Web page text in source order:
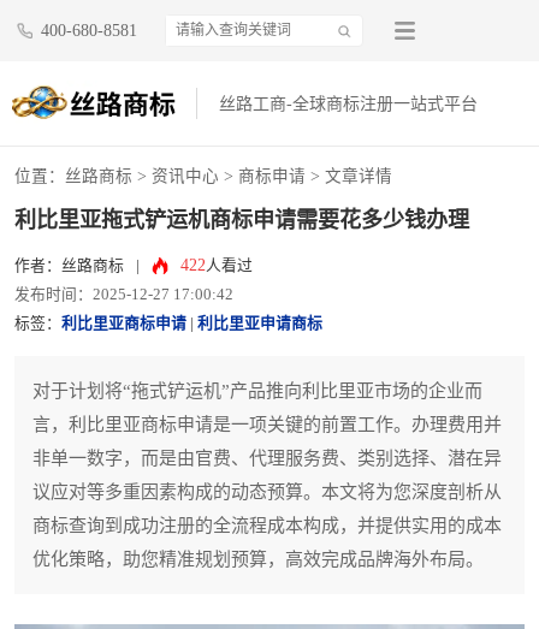
400-680-8581
丝路工商-全球商标注册一站式平台
位置： 丝路商标 > 资讯中心 > 商标申请 > 文章详情
利比里亚拖式铲运机商标申请需要花多少钱办理
作者：丝路商标 422人看过
发布时间：2025-12-27 17:00:42
标签： 利比里亚商标申请 利比里亚申请商标
对于计划将“拖式铲运机”产品推向利比里亚市场的企业而
言，利比里亚商标申请是一项关键的前置工作。办理费用并
非单一数字，而是由官费、代理服务费、类别选择、潜在异
议应对等多重因素构成的动态预算。本文将为您深度剖析从
商标查询到成功注册的全流程成本构成，并提供实用的成本
优化策略，助您精准规划预算，高效完成品牌海外布局。